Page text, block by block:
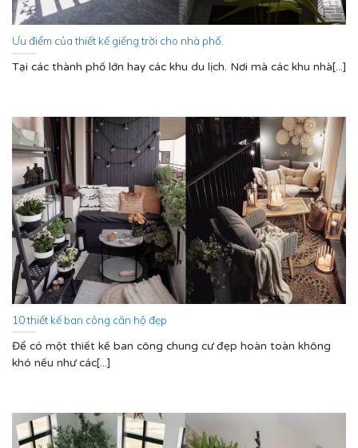
Ưu điểm của thiết kế giếng trời cho nhà phố.
Tại các thành phố lớn hay các khu du lịch. Nơi mà các khu nhà[...]
10 thiết kế ban công căn hộ đẹp
Để có một thiết kế ban công chung cư đẹp hoàn toàn không
khó nếu như các[...]